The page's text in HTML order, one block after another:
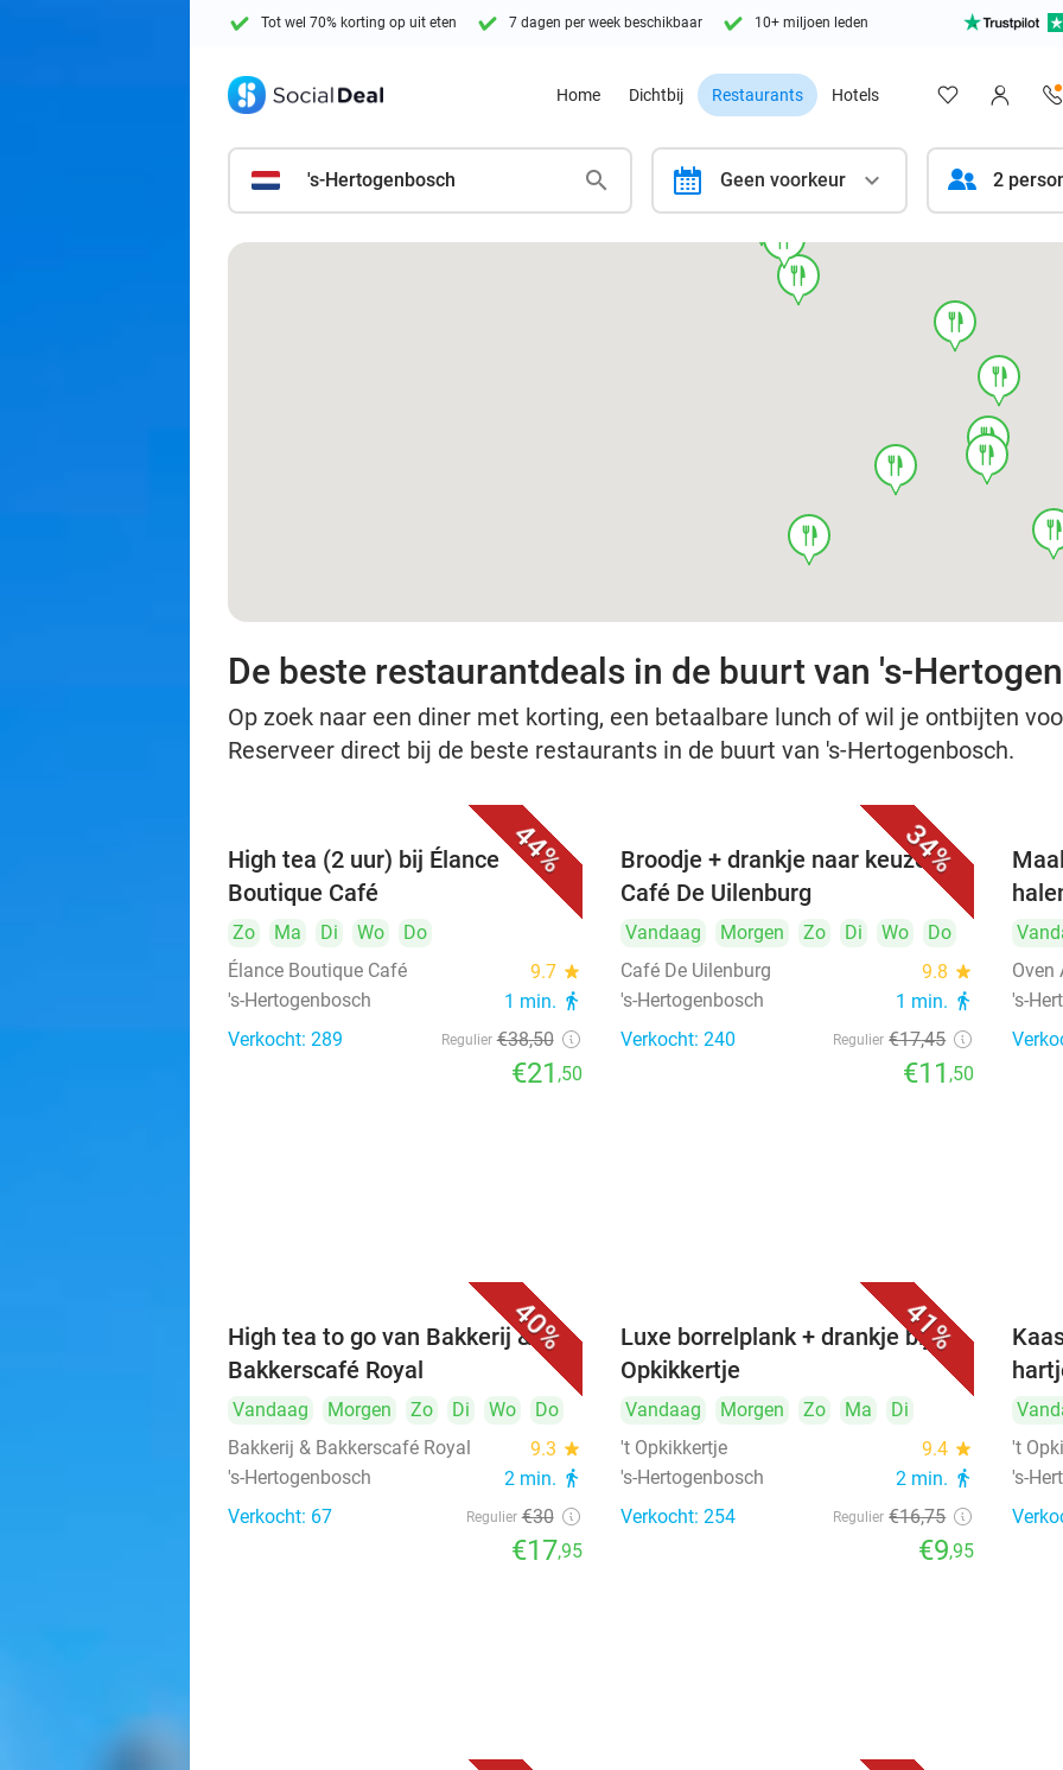
Tot wel 70% korting op uit eten 7 dagen per week beschikbaar 10+ miljoen leden
Home Dichtbij Restaurants Hotels
's-Hertogenbosch calendar Geen voorkeur 2
food
food
food
food
food
food
food
food
food
food
De beste restaurantdeals in de buurt van 's-
Op zoek naar een diner met korting, een betaalbare lunch of wil je ontbijten
Reserveer direct bij de beste restaurants in de buurt van 's-Hertogenbosch.
44%
High tea (2 uur) bij Élance
Boutique Café
Zo Ma Di Wo
Do
Élance Boutique Café
9.7 star
's-Hertogenbosch 1 min. directions_walk
Verkocht: 289 Regulier €38,50
€21 ,50
34%
Broodje + drankje naar keuze bij
Café De Uilenburg
Vandaag Morgen Zo Di Wo
Do
Café De Uilenburg
9.8 star
's-Hertogenbosch 1 min. directions_walk
Verkocht: 240 Regulier €17,45
€11,50
Oven
's-
40%
High tea to go van Bakkerij &
Bakkerscafé Royal
Vandaag Morgen Zo Di Wo
Do
Bakkerij & Bakkerscafé Royal
9.3 star
's-Hertogenbosch 2 min. directions_walk
Verkocht: 67 Regulier €30
€17,95
41%
Luxe borrelplank + drankje bij 't
Opkikkertje
Vandaag Morgen Zo Ma
Di
't Opkikkertje
9.4 star
's-Hertogenbosch 2 min. directions_walk
Verkocht: 254 Regulier €16,75
€9,95
't
's-